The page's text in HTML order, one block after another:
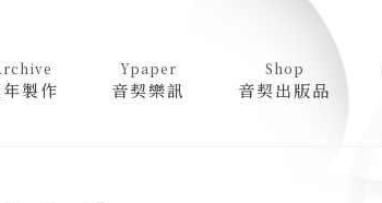
製作
Ypaper
音契樂訊
Shop
音契出版品